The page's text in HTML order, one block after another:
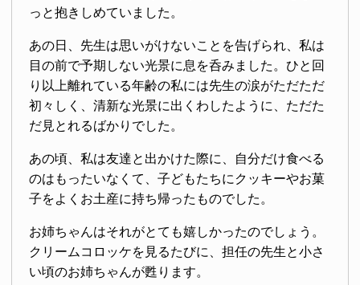
っと抱きしめていました。
あの日、先生は思いがけないことを告げられ、私は
目の前で予期しない光景に息を呑みました。ひと回
り以上離れている年齢の私には先生の涙がただただ
初々しく、清新な光景に出くわしたように、ただた
だ見とれるばかりでした。
あの頃、私は友達と出かけた際に、自分だけ食べる
のはもったいなくて、子どもたちにクッキーやお菓
子をよくお土産に持ち帰ったものでした。
お姉ちゃんはそれがとても嬉しかったのでしょう。
クリームコロッケを見るたびに、担任の先生と小さ
い頃のお姉ちゃんが甦ります。